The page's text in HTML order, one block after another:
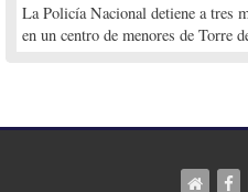
La Policía Nacional detiene a tres
en un centro de menores de Torre